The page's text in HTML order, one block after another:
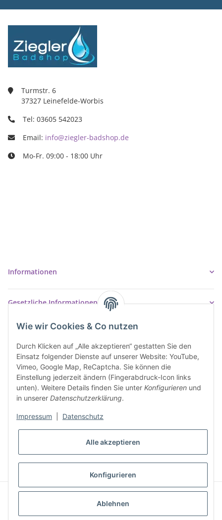
Wie wir Cookies & Co nutzen
Durch Klicken auf „Alle akzeptieren“ gestatten Sie den
Einsatz folgender Dienste auf unserer Website: YouTube,
Vimeo, Google Map, ReCaptcha. Sie können die
Einstellung jederzeit ändern (Fingerabdruck-Icon links
unten). Weitere Details finden Sie unter Konfigurieren und
in unserer Datenschutzerklärung.
Impressum Datenschutz
Alle akzeptieren
Konfigurieren
Ablehnen
Turmstr. 6
37327 Leinefelde-Worbis
Tel: 03605 542023
Email: info@ziegler-badshop.de
Mo-Fr. 09:00 - 18:00 Uhr
Informationen
Gesetzliche Informationen
* Alle Preise inkl. gesetzlicher USt., inkl.
VERTRAG WIDERRUFEN
© Ziegler Badshop
JTL-Shop|FIRE JTL-Shop Template